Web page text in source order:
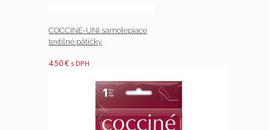
COCCINÉ-UNI samolepiace
textilné pätičky
4.50€ s DPH